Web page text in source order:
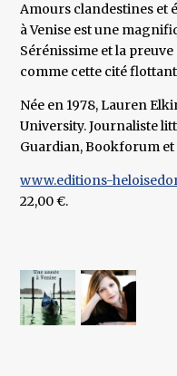
Amours clandestines et
à Venise est une
Sérénissime et la
comme cette cité
Née en 1978, Lauren
University. Journaliste
Guardian, Bookforum et
www.editions-
22,00 €.